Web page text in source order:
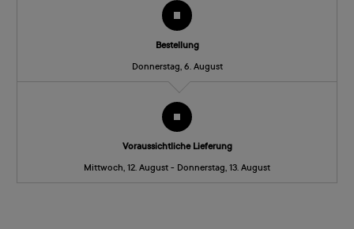
Bestellung
Donnerstag, 6. August
Voraussichtliche Lieferung
Mittwoch, 12. August - Donnerstag, 13. August